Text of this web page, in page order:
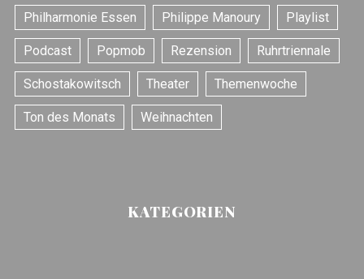
Philharmonie Essen Philippe Manoury Playlist
Podcast Popmob Rezension Ruhrtriennale
Schostakowitsch Theater Themenwoche
Ton des Monats Weihnachten
KATEGORIEN